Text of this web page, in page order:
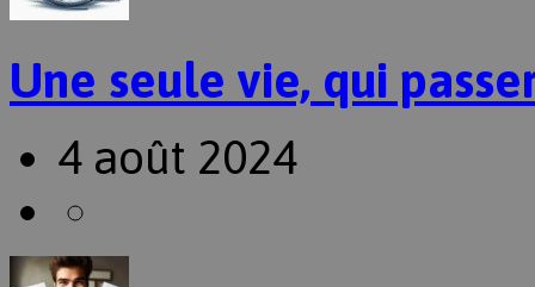
Une seule vie, qui
4 août 2024